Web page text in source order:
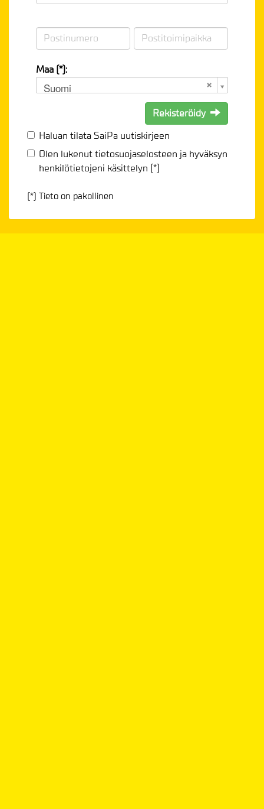
Maa (*):
Suomi
Rekisteröidy
Haluan tilata SaiPa uutiskirjeen
Olen lukenuttietosuojaselosteen ja hyväksyn
henkilötietojeni käsittelyn (*)
(*) Tieto on pakollinen